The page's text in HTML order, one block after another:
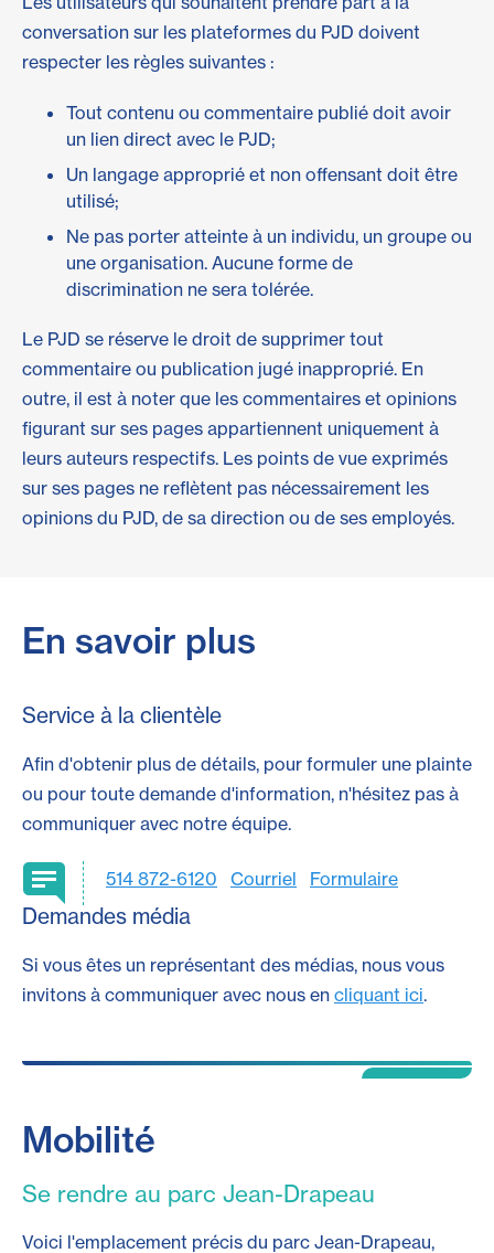
conversation sur les plateformes du PJD doivent
respecter les règles suivantes :
Tout contenu ou commentaire publié doit avoir
un lien direct avec le PJD;
Un langage approprié et non offensant doit être
utilisé;
Ne pas porter atteinte à un individu, un groupe ou
une organisation. Aucune forme de
discrimination ne sera tolérée.
Le PJD se réserve le droit de supprimer tout
commentaire ou publication jugé inapproprié. En
outre, il est à noter que les commentaires et opinions
figurant sur ses pages appartiennent uniquement à
leurs auteurs respectifs. Les points de vue exprimés
sur ses pages ne reflètent pas nécessairement les
opinions du PJD, de sa direction ou de ses employés.
En savoir plus
Service à la clientèle
Afin d'obtenir plus de détails, pour formuler une plainte
ou pour toute demande d'information, n'hésitez pas à
communiquer avec notre équipe.
514 872-6120 Courriel Formulaire
Demandes média
Si vous êtes un représentant des médias, nous vous
invitons à communiquer avec nous en cliquant ici.
Mobilité
Se rendre au parc Jean-Drapeau
Voici l'emplacement précis du parc Jean-Drapeau,